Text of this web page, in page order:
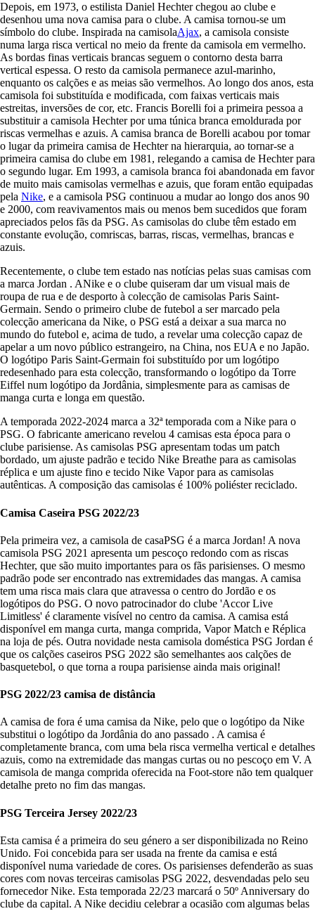
Depois, em 1973, o estilista Daniel Hechter chegou ao clube e
desenhou uma nova camisa para o clube. A camisa tornou-se um
símbolo do clube. Inspirada na camisolaAjax, a camisola consiste
numa larga risca vertical no meio da frente da camisola em vermelho.
As bordas finas verticais brancas seguem o contorno desta barra
vertical espessa. O resto da camisola permanece azul-marinho,
enquanto os calções e as meias são vermelhos. Ao longo dos anos, esta
camisola foi substituída e modificada, com faixas verticais mais
estreitas, inversões de cor, etc. Francis Borelli foi a primeira pessoa a
substituir a camisola Hechter por uma túnica branca emoldurada por
riscas vermelhas e azuis. A camisa branca de Borelli acabou por tomar
o lugar da primeira camisa de Hechter na hierarquia, ao tornar-se a
primeira camisa do clube em 1981, relegando a camisa de Hechter para
o segundo lugar. Em 1993, a camisola branca foi abandonada em favor
de muito mais camisolas vermelhas e azuis, que foram então equipadas
pela Nike, e a camisola PSG continuou a mudar ao longo dos anos 90
e 2000, com reavivamentos mais ou menos bem sucedidos que foram
apreciados pelos fãs da PSG. As camisolas do clube têm estado em
constante evolução, comriscas, barras, riscas, vermelhas, brancas e
azuis.
Recentemente, o clube tem estado nas notícias pelas suas camisas com
a marca Jordan . ANike e o clube quiseram dar um visual mais de
roupa de rua e de desporto à colecção de camisolas Paris Saint-
Germain. Sendo o primeiro clube de futebol a ser marcado pela
colecção americana da Nike, o PSG está a deixar a sua marca no
mundo do futebol e, acima de tudo, a revelar uma colecção capaz de
apelar a um novo público estrangeiro, na China, nos EUA e no Japão.
O logótipo Paris Saint-Germain foi substituído por um logótipo
redesenhado para esta colecção, transformando o logótipo da Torre
Eiffel num logótipo da Jordânia, simplesmente para as camisas de
manga curta e longa em questão.
A temporada 2022-2024 marca a 32ª temporada com a Nike para o
PSG. O fabricante americano revelou 4 camisas esta época para o
clube parisiense. As camisolas PSG apresentam todas um patch
bordado, um ajuste padrão e tecido Nike Breathe para as camisolas
réplica e um ajuste fino e tecido Nike Vapor para as camisolas
autênticas. A composição das camisolas é 100% poliéster reciclado.
Camisa Caseira PSG 2022/23
Pela primeira vez, a camisola de casaPSG é a marca Jordan! A nova
camisola PSG 2021 apresenta um pescoço redondo com as riscas
Hechter, que são muito importantes para os fãs parisienses. O mesmo
padrão pode ser encontrado nas extremidades das mangas. A camisa
tem uma risca mais clara que atravessa o centro do Jordão e os
logótipos do PSG. O novo patrocinador do clube 'Accor Live
Limitless' é claramente visível no centro da camisa. A camisa está
disponível em manga curta, manga comprida, Vapor Match e Réplica
na loja de pés. Outra novidade nesta camisola doméstica PSG Jordan é
que os calções caseiros PSG 2022 são semelhantes aos calções de
basquetebol, o que torna a roupa parisiense ainda mais original!
PSG 2022/23 camisa de distância
A camisa de fora é uma camisa da Nike, pelo que o logótipo da Nike
substitui o logótipo da Jordânia do ano passado . A camisa é
completamente branca, com uma bela risca vermelha vertical e detalhes
azuis, como na extremidade das mangas curtas ou no pescoço em V. A
camisola de manga comprida oferecida na Foot-store não tem qualquer
detalhe preto no fim das mangas.
PSG Terceira Jersey 2022/23
Esta camisa é a primeira do seu género a ser disponibilizada no Reino
Unido. Foi concebida para ser usada na frente da camisa e está
disponível numa variedade de cores. Os parisienses defenderão as suas
cores com novas terceiras camisolas PSG 2022, desvendadas pelo seu
fornecedor Nike. Esta temporada 22/23 marcará o 50º Anniversary do
clube da capital. A Nike decidiu celebrar a ocasião com algumas belas